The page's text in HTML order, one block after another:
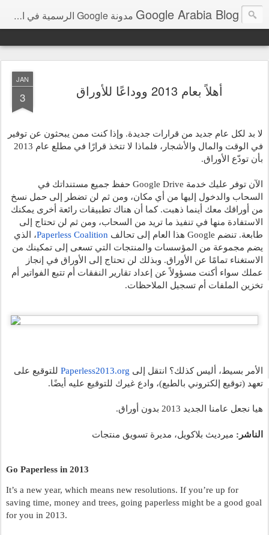
Google Arabia Blog مدونة Google الرسمية في الشرق الأوسط و شمال أفريقيا‎
JAN
3 أهلاً بعام 2013 ووداعًا للأوراق
بأن تودّع الأوراق.
طابعة. تنضم Google هذا العام إلى تحالف
Paperless Coalition
تخزين الملفات أم تسجيل الملاحظات.
الأمر بسيط، أليس كذلك؟ انتقل إلى Paperless2013.org
تعهد (توقيع إلكتروني بالطبع)، وادع غيرك للتوقيع عليه أيضًا.
هيا نجعل عامنا الجديد 2013 بدون أوراق.
الناشر: ميرديث بلاكويل، مديرة تسويق منتجات
Go Paperless in 2013
It’s a new year, which means new resolutions. If you’re up for
saving time, money and trees, going paperless might be a good goal
for you in 2013.